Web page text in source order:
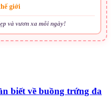
giới
và vươn xa mỗi ngày!
biết về buồng trứng đa